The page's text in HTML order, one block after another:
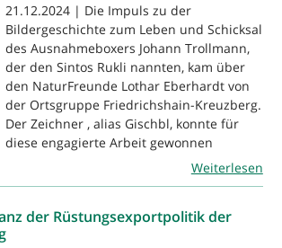
21.12.2024 | Die Impuls zu der
Bildergeschichte zum Leben und Schicksal
des Ausnahmeboxers Johann Trollmann,
der den Sintos Rukli nannten, kam über
den NaturFreunde Lothar Eberhardt von
der Ortsgruppe Friedrichshain-Kreuzberg.
Der Zeichner , alias Gischbl, konnte für
diese engagierte Arbeit gewonnen
Weiterlesen
der Rüstungsexportpolitik der